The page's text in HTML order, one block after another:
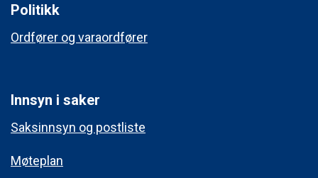
Politikk
Ordfører og varaordfører
Innsyn i saker
Saksinnsyn og postliste
Møteplan